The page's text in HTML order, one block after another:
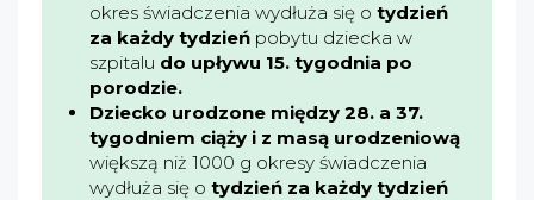
okres świadczenia wydłuża się o tydzień
za każdy tydzień pobytu dziecka w
szpitalu do upływu 15. tygodnia po
porodzie.
Dziecko urodzone między 28. a 37.
tygodniem ciąży i z masą urodzeniową
większą niż 1000 g okresy świadczenia
wydłuża się o tydzień za każdy tydzień